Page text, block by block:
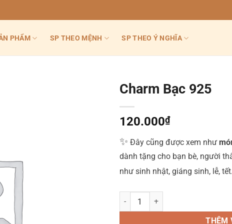
PHẨM SP THEO MỆNH SP THEO Ý NGHĨA
Charm Bạc 925
120.000₫
✨ Đây cũng được xem như
dành tặng cho bạn bè, người
như sinh nhật, giáng sinh, lễ,
Charm Bạc 925 số lượng
THÊM